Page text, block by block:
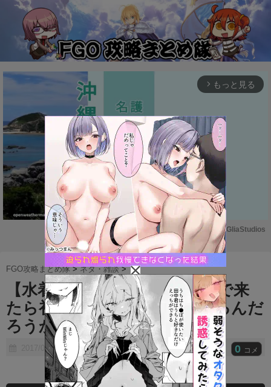
arrow_forward_ios もっと見る
M
u
t
e
Powered by GliaStudios
FGO攻略まとめ隊 >ネタ・雑談 >
【水着】水着●●のクラスが術で来
たら初の単体アーツ宝具になるんだ
ろうか！？
2017/08/06 0 コメ